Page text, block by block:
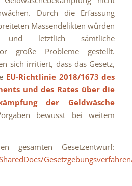
Durch die Erfassung
Massendelikten würden
und letztlich sämtliche
große Probleme gestellt.
sich irritiert, dass das Gesetz,
EU-Richtlinie 2018/1673 des
und des Rates über die
der Geldwäsche
bewusst bei weitem
gesamten Gesetzentwurf: